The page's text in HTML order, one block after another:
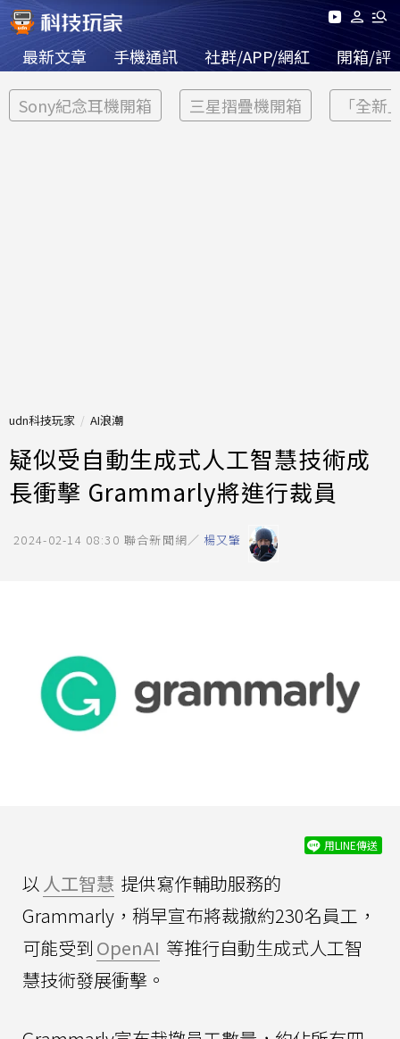
最新文章 手機通訊 社群/APP/網紅 開箱/評
Sony紀念耳機開箱 三星摺疊機開箱 「全新
udn科技玩家 AI浪潮
疑似受自動生成式人工智慧技術成
長衝擊 Grammarly將進行裁員
2024-02-14 08:30 聯合新聞網／ 楊又肇
用LINE傳送
以 人工智慧 提供寫作輔助服務的
Grammarly，稍早宣布將裁撤約230名員工，
可能受到 OpenAI 等推行自動生成式人工智
慧技術發展衝擊。